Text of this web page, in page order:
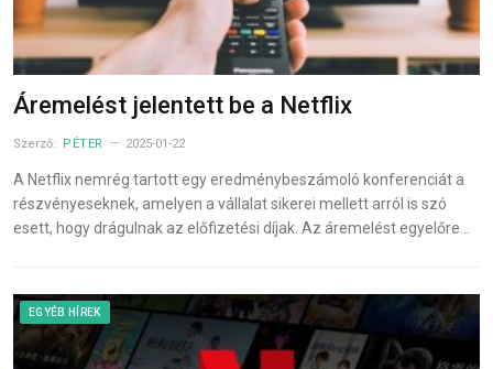
Áremelést jelentett be a Netflix
Szerző: PÉTER 2025-01-22
A Netflix nemrég tartott egy eredménybeszámoló konferenciát a
részvényeseknek, amelyen a vállalat sikerei mellett arról is szó
esett, hogy drágulnak az előfizetési díjak. Az áremelést egyelőre…
EGYÉB HÍREK